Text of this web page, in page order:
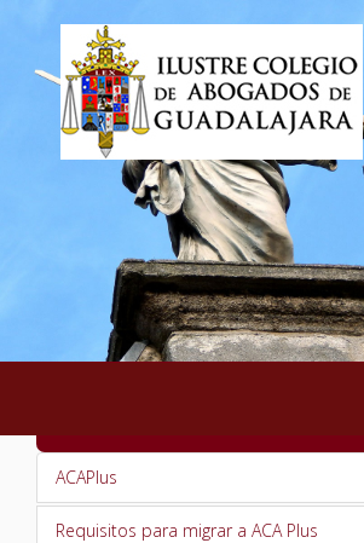
ACAPlus
Requisitos para migrar a ACA Plus